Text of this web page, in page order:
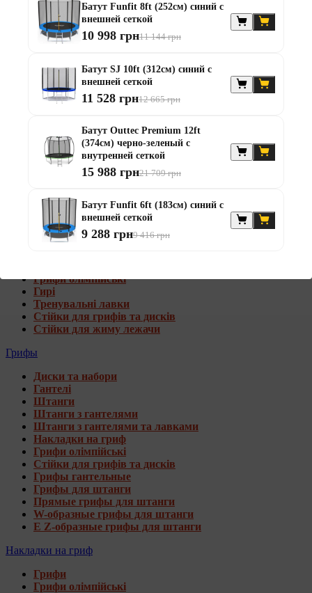
Штанги с w-образным грифом
Жилеты утяжелители
Штанги с гантелями
Диски та набори
Гантелі
Штанги
Штанги з гантелями та лавками
Грифи олімпійські
Тренувальні лавки
Стійки для грифів та дисків
Стійки для жиму лежачи
Диски та набори
Гантелі
Штанги
Грифи олімпійські
Гирі
Тренувальні лавки
Стійки для грифів та дисків
Стійки для жиму лежачи
Грифы
Диски та набори
Гантелі
Штанги
Штанги з гантелями
Штанги з гантелями та лавками
Накладки на гриф
Грифи олімпійські
Стійки для грифів та дисків
Грифы гантельные
Грифы для штанги
Прямые грифы для штанги
W-образные грифы для штанги
E Z-образные грифы для штанги
Накладки на гриф
Грифи
Грифи олімпійські
Батут Funfit 8ft (252см) синий с
внешней сеткой
10 998 грн11 144 грн
Батут SJ 10ft (312см) синий с
внешней сеткой
11 528 грн12 665 грн
Батут Outtec Premium 12ft
(374см) черно-зеленый с
внутренней сеткой
15 988 грн21 709 грн
Батут Funfit 6ft (183см) синий с
внешней сеткой
9 288 грн9 416 грн